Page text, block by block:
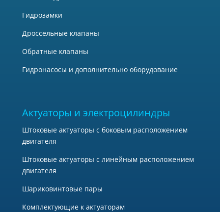
Гидрозамки
Дроссельные клапаны
Обратные клапаны
Гидронасосы и дополнительно оборудование
Актуаторы и электроцилиндры
Штоковые актуаторы с боковым расположением
двигателя
Штоковые актуаторы с линейным расположением
двигателя
Шариковинтовые пары
Комплектующие к актуаторам